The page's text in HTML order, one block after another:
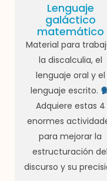
Lenguaje
galáctico
matemático
Material para
la discalculia, el
lenguaje oral y el
lenguaje escrito.
Adquiere estas 4
enormes
para mejorar la
estructuración del
discurso y su